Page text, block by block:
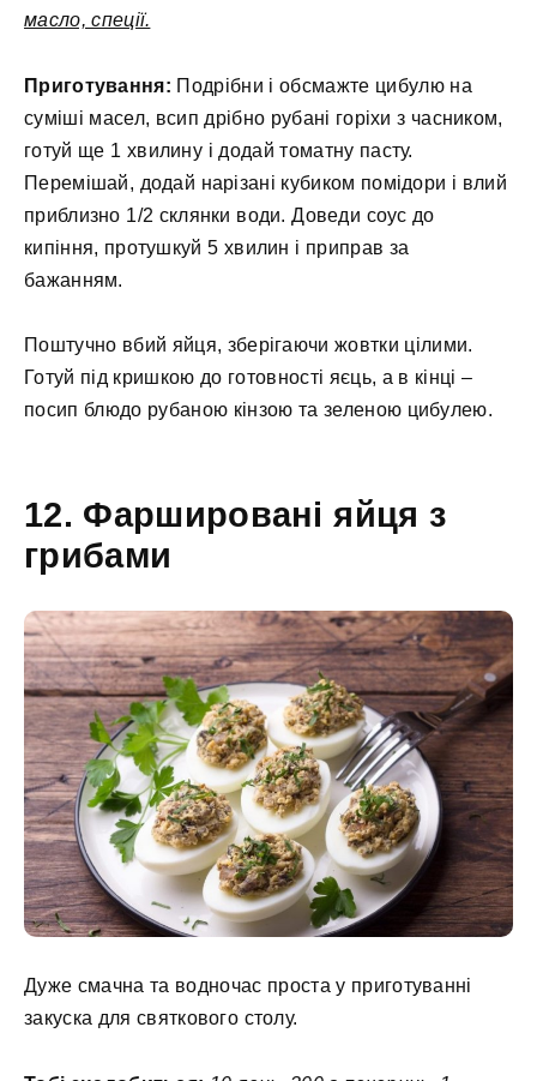
масло, спеції.
Приготування: Подрібни і обсмажте цибулю на
суміші масел, всип дрібно рубані горіхи з часником,
готуй ще 1 хвилину і додай томатну пасту.
Перемішай, додай нарізані кубиком помідори і влий
приблизно 1/2 склянки води. Доведи соус до
кипіння, протушкуй 5 хвилин і приправ за
бажанням.
Поштучно вбий яйця, зберігаючи жовтки цілими.
Готуй під кришкою до готовності яєць, а в кінці –
посип блюдо рубаною кінзою та зеленою цибулею.
12. Фаршировані яйця з
грибами
Дуже смачна та водночас проста у приготуванні
закуска для святкового столу.